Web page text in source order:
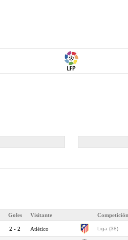
Goles Visitante Competición
2 - 2 Atlético Liga (38)